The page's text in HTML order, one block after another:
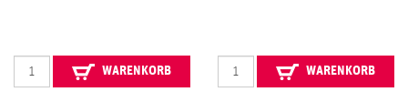
WARENKORB WARENKORB